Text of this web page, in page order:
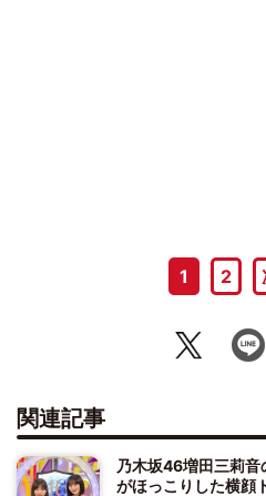
1 2
関連記事
乃木坂46増田三莉
がほっこりした横顔